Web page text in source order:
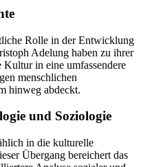
Rolle in der Entwicklung
Adelung haben zu ihrer
Kultur in eine umfassendere
menschlichen
hinweg abdeckt.
und Soziologie
in die kulturelle
Übergang bereichert das